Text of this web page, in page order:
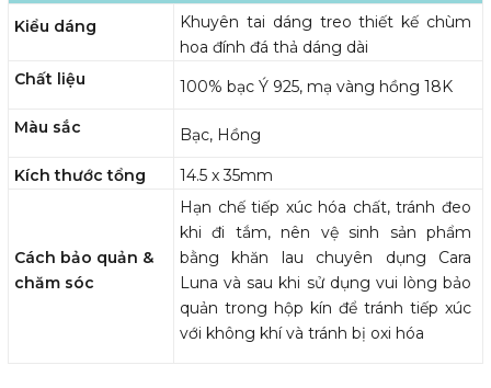
Kiểu dáng
Khuyên tai dáng treo thiết kế chùm
hoa đính đá thả dáng dài
Chất liệu
100% bạc Ý 925, mạ vàng hồng 18K
Màu sắc Bạc, Hồng
Kích thước tổng 14.5 x 35mm
Cách bảo quản &
chăm sóc
Hạn chế tiếp xúc hóa chất, tránh đeo
khi đi tắm, nên vệ sinh sản phẩm
bằng khăn lau chuyên dụng Cara
Luna và sau khi sử dụng vui lòng bảo
quản trong hộp kín để tránh tiếp xúc
với không khí và tránh bị oxi hóa